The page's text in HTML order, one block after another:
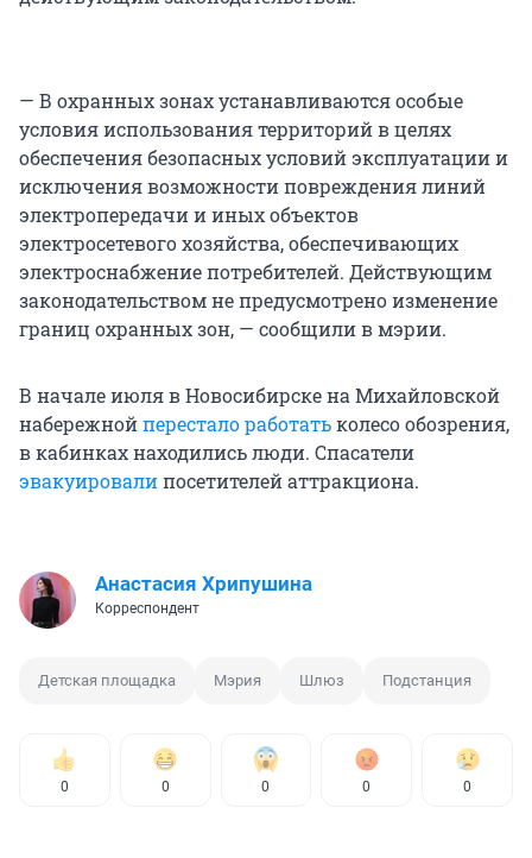
— В охранных зонах устанавливаются особые
условия использования территорий в целях
обеспечения безопасных условий эксплуатации и
исключения возможности повреждения линий
электропередачи и иных объектов
электросетевого хозяйства, обеспечивающих
электроснабжение потребителей. Действующим
законодательством не предусмотрено изменение
границ охранных зон, — сообщили в мэрии.
В начале июля в Новосибирске на Михайловской
набережнойперестало работатьколесо обозрения,
в кабинках находились люди. Спасатели
эвакуировалипосетителей аттракциона.
Анастасия Хрипушина
Корреспондент
Детская площадка Мэрия Шлюз Подстанция
0 0 0 0 0